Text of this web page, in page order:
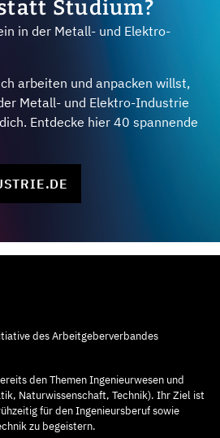
Studium?
in der Metall- und Elektro-
arbeiten und anpacken willst,
Metall- und Elektro-Industrie
Entdecke hier 40 spannende
des Arbeitgeberverbandes
den Themen Ingenieurwesen und
Naturwissenschaft, Technik). Ihr Ziel ist
für den Ingenieursberuf sowie
zu begeistern.